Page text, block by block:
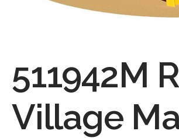
511942M
Village